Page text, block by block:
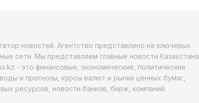
новостей. Агентство представлено на ключевых
сети. Мы представляем главные новости Казахстана,
- это финансовые, экономические, политические
и прогнозы, курсы валют и рынки ценных бумаг,
ресурсов, новости банков, бирж, компаний.